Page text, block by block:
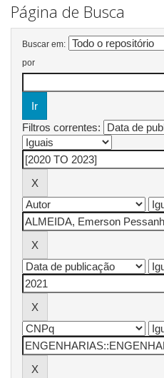
Página de Busca
Buscar em:
por
Filtros correntes: